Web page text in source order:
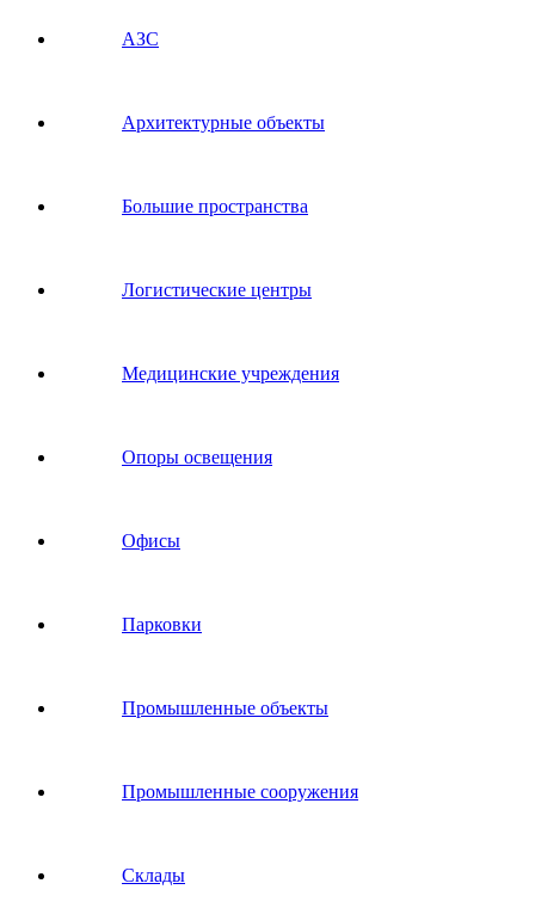
АЗС
Архитектурные объекты
Большие пространства
Логистические центры
Медицинские учреждения
Опоры освещения
Офисы
Парковки
Промышленные объекты
Промышленные сооружения
Склады